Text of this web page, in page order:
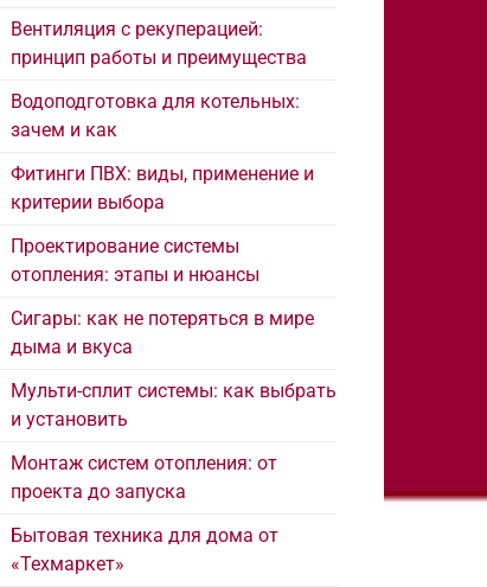
Вентиляция с рекуперацией:
принцип работы и преимущества
Водоподготовка для котельных:
зачем и как
Фитинги ПВХ: виды, применение и
критерии выбора
Проектирование системы
отопления: этапы и нюансы
Сигары: как не потеряться в мире
дыма и вкуса
Мульти-сплит системы: как выбрать
и установить
Монтаж систем отопления: от
проекта до запуска
Бытовая техника для дома от
«Техмаркет»